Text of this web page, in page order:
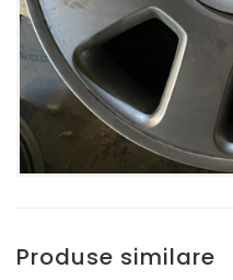
Produse similare